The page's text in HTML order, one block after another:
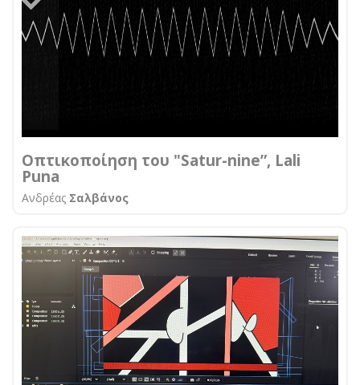
Οπτικοποίηση του "Satur-nine”, Lali
Puna
Ανδρέας Σαλβάνος